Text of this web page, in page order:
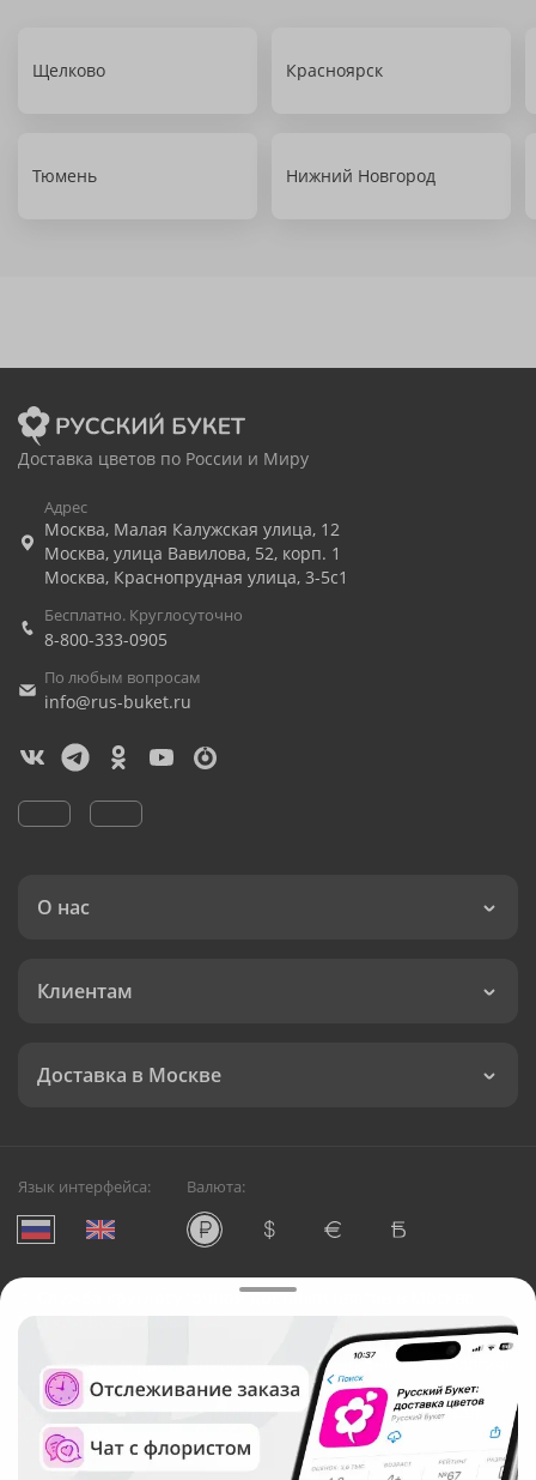
Щелково Красноярск
Тюмень Нижний Новгород
Доставка цветов по России и Миру
Адрес
Москва, Малая Калужская улица, 12
Москва, улица Вавилова, 52, корп. 1
Москва, Краснопрудная улица, 3-5с1
Бесплатно. Круглосуточно
8-800-333-0905
По любым вопросам
info@rus-buket.ru
О нас
Клиентам
Доставка в Москве
Язык интерфейса: Валюта:
Служба круглосуточной доставки цветов в Москве
Русский Букет, 2026
Общество с ограниченной ответственностью «Технология»
ОГРН: 1195476081745, ИНН: 5410081997
Юридический адрес: г. Новосибирск, ул. Ипподромская,
д.42, оф. 3